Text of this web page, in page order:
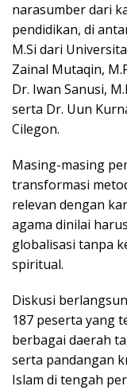
narasumber dari
pendidikan, di
M.Si dari
Zainal Mutaqin,
Dr. Iwan Sanusi,
serta Dr. Uun
Cilegon.
Masing-masing
transformasi
relevan dengan
agama dinilai
globalisasi tanpa
spiritual.
Diskusi
187 peserta yang
berbagai daerah
serta pandangan
Islam di tengah